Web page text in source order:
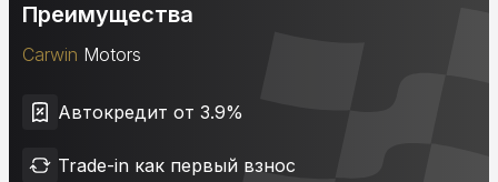
Преимущества
Carwin Motors
Автокредит от 3.9%
Trade-in как первый взнос